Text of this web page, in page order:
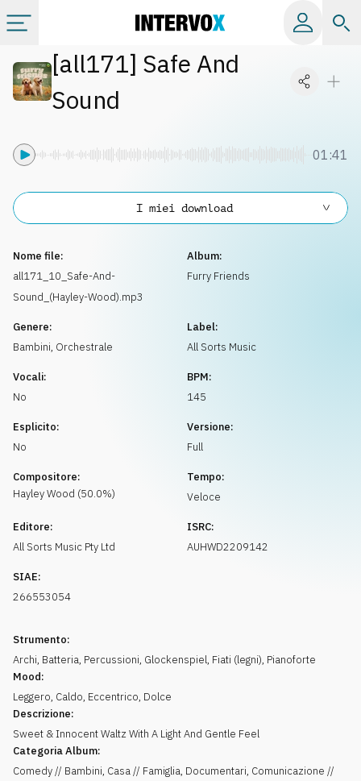
Categorie
[all171] Safe And
Sound
01:41
Nome file:
all171_10_Safe-And-
Sound_(Hayley-Wood).mp3
Album:
Furry Friends
Genere:
Bambini, Orchestrale
Label:
All Sorts Music
Vocali:
No
BPM:
145
Esplicito:
No
Versione:
Full
Compositore:
HayleyWood (50.0%)
Tempo:
Veloce
Editore:
All Sorts Music Pty Ltd
ISRC:
AUHWD2209142
SIAE:
266553054
Strumento:
Archi, Batteria, Percussioni, Glockenspiel, Fiati (legni), Pianoforte
Mood:
Leggero, Caldo, Eccentrico, Dolce
Descrizione:
Sweet & Innocent Waltz With A Light And Gentle Feel
Categoria Album:
Comedy // Bambini, Casa // Famiglia, Documentari, Comunicazione //
I miei download